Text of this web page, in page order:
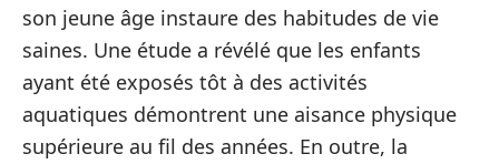
son jeune âge instaure des habitudes de vie
saines. Une étude a révélé que les enfants
ayant été exposés tôt à des activités
aquatiques démontrent une aisance physique
supérieure au fil des années. En outre, la